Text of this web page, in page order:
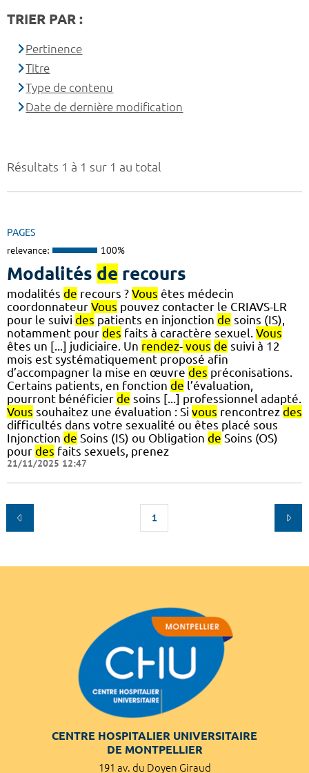
Résultats 1 à 1 sur 1 au total
PAGES
relevance: 100%
Modalités de recours
modalités de recours ? Vous êtes médecin
coordonnateur Vous pouvez contacter le CRIAVS-LR
pour le suivi des patients en injonction de soins (IS),
notamment pour des faits à caractère sexuel. Vous
êtes un [...] judiciaire. Un rendez- vous de suivi à 12
mois est systématiquement proposé afin
d’accompagner la mise en œuvre des préconisations.
Certains patients, en fonction de l’évaluation,
pourront bénéficier de soins [...] professionnel adapté.
Vous souhaitez une évaluation : Si vous rencontrez des
difficultés dans votre sexualité ou êtes placé sous
Injonction de Soins (IS) ou Obligation de Soins (OS)
pour des faits sexuels, prenez
21/11/2025 12:47
1
TRIER PAR :
Pertinence
Titre
Type de contenu
Date de dernière modification
CENTRE HOSPITALIER UNIVERSITAIRE
DE MONTPELLIER
191 av. du Doyen Giraud